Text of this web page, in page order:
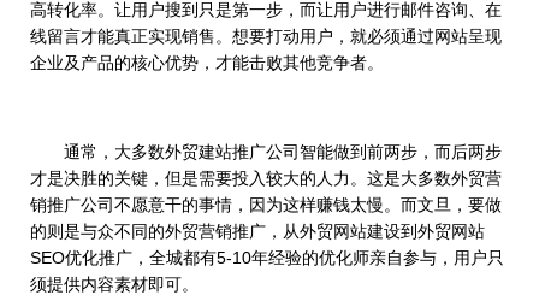
高转化率。让用户搜到只是第一步，而让用户进行邮件咨询、在
线留言才能真正实现销售。想要打动用户，就必须通过网站呈现
企业及产品的核心优势，才能击败其他竞争者。
通常，大多数外贸建站推广公司智能做到前两步，而后两步
才是决胜的关键，但是需要投入较大的人力。这是大多数外贸营
销推广公司不愿意干的事情，因为这样赚钱太慢。而文旦，要做
的则是与众不同的外贸营销推广，从外贸网站建设到外贸网站
SEO优化推广，全城都有5-10年经验的优化师亲自参与，用户只
须提供内容素材即可。